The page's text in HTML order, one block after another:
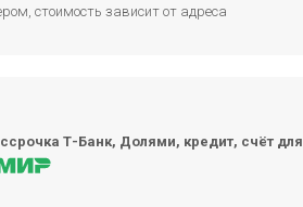
стоимость зависит от адреса
Т-Банк, Долями, кредит, счёт для